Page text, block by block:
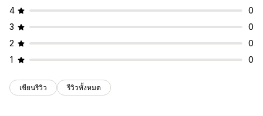
4
0
3
0
2
0
1
0
เขียนรีวิว รีวิวทั้งหมด